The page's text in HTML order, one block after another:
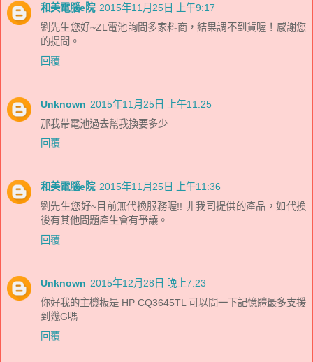
和美電腦e院 2015年11月25日 上午9:17
劉先生您好~ZL電池詢問多家料商，結果調不到貨喔！感謝您
的提問。
回覆
Unknown 2015年11月25日 上午11:25
那我帶電池過去幫我換要多少
回覆
和美電腦e院 2015年11月25日 上午11:36
劉先生您好~目前無代換服務喔!! 非我司提供的產品，如代換
後有其他問題產生會有爭議。
回覆
Unknown 2015年12月28日 晚上7:23
你好我的主機板是 HP CQ3645TL 可以問一下記憶體最多支援
到幾G嗎
回覆